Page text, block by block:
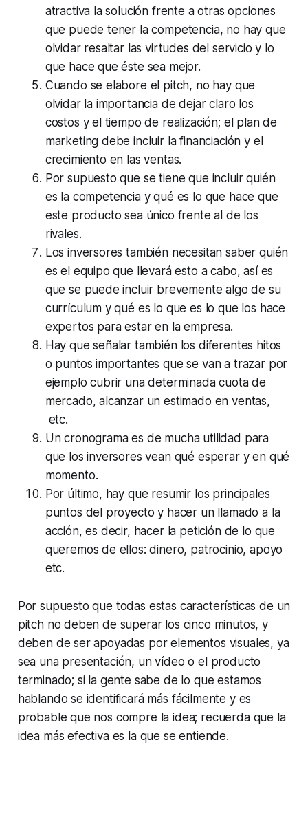
atractiva la solución frente a otras opciones
que puede tener la competencia, no hay que
olvidar resaltar las virtudes del servicio y lo
que hace que éste sea mejor.
Cuando se elabore el pitch, no hay que
olvidar la importancia dedejar claro los
costos y el tiempo de realización; el plan de
marketing debe incluir la financiación y el
crecimiento en las ventas.
Por supuesto que se tiene que incluirquién
es la competenciayqué es lo que hace que
este producto sea único frente al de los
rivales.
Los inversores también necesitansaber quién
es el equipo que llevará esto a cabo, así es
que se puede incluir brevemente algo de su
currículum y qué es lo que es lo que los hace
expertos para estar en la empresa.
Hay queseñalar también los diferentes hitos
o puntos importantes que se van a trazar por
ejemplo cubrir una determinada cuota de
mercado, alcanzar un estimado en ventas,
etc.
Un cronogramaes de mucha utilidad para
que los inversores vean qué esperar y en qué
momento.
Por último, hay que resumir los principales
puntos del proyectoy hacer un llamado a la
acción, es decir, hacer la petición de lo que
queremos de ellos: dinero, patrocinio, apoyo
etc.
Por supuesto que todas estas características de un
pitch no deben de superar los cinco minutos, y
deben de ser apoyadas por elementos visuales, ya
sea una presentación, un vídeo o el producto
terminado; si la gente sabe de lo que estamos
hablando se identificará más fácilmente y es
probable que nos compre la idea; recuerda que la
idea más efectiva es la que se entiende.